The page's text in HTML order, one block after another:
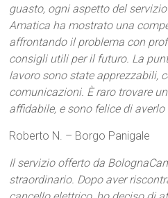
guasto, ogni aspetto del
Amatica ha mostrato una
affrontando il problema con
consigli utili per il futuro. La
lavoro sono state apprezzabili,
comunicazioni. È raro trovare
affidabile, e sono felice di averlo
Roberto N. – Borgo Panigale
Il servizio offerto da
straordinario. Dopo aver